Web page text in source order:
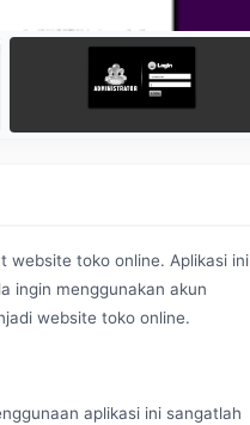
website toko online. Aplikasi ini
ingin menggunakan akun
website toko online.
aplikasi ini sangatlah